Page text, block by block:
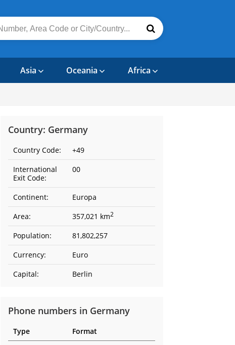
Asia Oceania Africa
Country: Germany
Country Code:
+49
International
Exit Code:
00
Continent:
Europa
Area:
357,021 km2
Population:
81,802,257
Currency:
Euro
Capital:
Berlin
Phone numbers in Germany
Type
Format